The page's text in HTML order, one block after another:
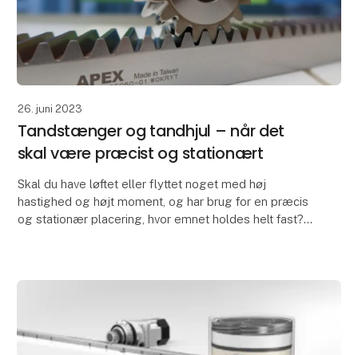
26. juni 2023
Tandstænger og tandhjul – når det
skal være præcist og stationært
Skal du have løftet eller flyttet noget med høj
hastighed og højt moment, og har brug for en præcis
og stationær placering, hvor emnet holdes helt fast?